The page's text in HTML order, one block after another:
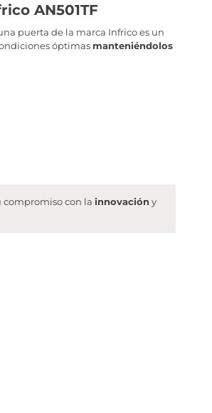
AN501TF
puerta de la marca Infrico es un
óptimas manteniéndolos
compromiso con la innovación y